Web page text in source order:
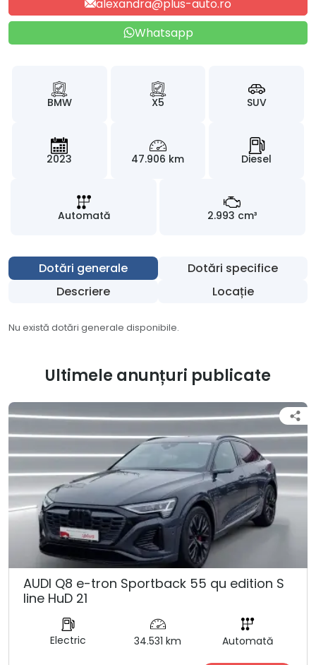
alexandra@plus-auto.ro
Whatsapp
BMW X5 SUV
2023 47.906 km Diesel
Automată 2.993 cm³
Dotări generale
Dotări specifice
Descriere
Locație
Nu există dotări generale disponibile.
Ultimele anunțuri publicate
AUDI Q8 e-tron Sportback 55 qu edition S
line HuD 21
Electric 34.531 km Automată